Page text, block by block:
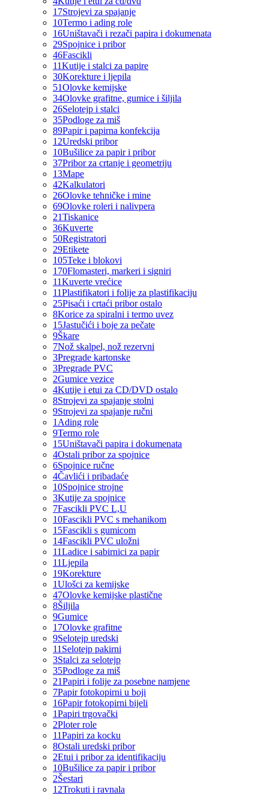
17Strojevi za spajanje
10Termo i ading role
16Uništavači i rezači papira i dokumenata
29Spojnice i pribor
46Fascikli
11Kutije i stalci za papire
30Korekture i ljepila
51Olovke kemijske
34Olovke grafitne, gumice i šiljila
26Selotejp i stalci
35Podloge za miš
89Papir i papirna konfekcija
12Uredski pribor
10Bušilice za papir i pribor
37Pribor za crtanje i geometriju
13Mape
42Kalkulatori
26Olovke tehničke i mine
69Olovke roleri i nalivpera
21Tiskanice
36Kuverte
50Registratori
29Etikete
105Teke i blokovi
170Flomasteri, markeri i signiri
11Kuverte vrećice
11Plastifikatori i folije za plastifikaciju
25Pisaći i crtaći pribor ostalo
8Korice za spiralni i termo uvez
15Jastučići i boje za pečate
9Škare
7Nož skalpel, nož rezervni
3Pregrade kartonske
3Pregrade PVC
2Gumice vezice
4Kutije i etui za CD/DVD ostalo
8Strojevi za spajanje stolni
9Strojevi za spajanje ručni
1 Ading role
9Termo role
15Uništavači papira i dokumenata
4Ostali pribor za spojnice
6Spojnice ručne
4Čavlići i pribadaće
10Spojnice strojne
3Kutije za spojnice
7Fascikli PVC L,U
10Fascikli PVC s mehanikom
15Fascikli s gumicom
14Fascikli PVC uložni
11Ladice i sabirnici za papir
11Ljepila
19Korekture
1Ulošci za kemijske
47Olovke kemijske plastične
8Šiljila
9Gumice
17Olovke grafitne
9Selotejp uredski
11 Selotejp pakirni
3Stalci za selotejp
35Podloge za miš
21Papiri i folije za posebne namjene
7Papir fotokopirni u boji
16Papir fotokopirni bijeli
1Papiri trgovački
2Ploter role
11Papiri za kocku
8Ostali uredski pribor
2Etui i pribor za identifikaciju
10Bušilice za papir i pribor
2Šestari
12Trokuti i ravnala